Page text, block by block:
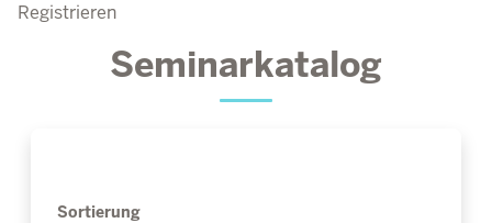
Registrieren
Seminarkatalog
Sortierung